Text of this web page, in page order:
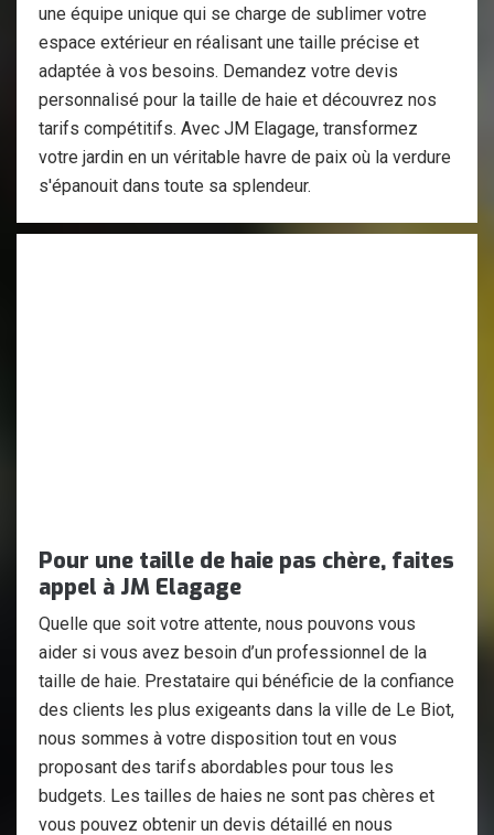
une équipe unique qui se charge de sublimer votre
espace extérieur en réalisant une taille précise et
adaptée à vos besoins. Demandez votre devis
personnalisé pour la taille de haie et découvrez nos
tarifs compétitifs. Avec JM Elagage, transformez
votre jardin en un véritable havre de paix où la verdure
s'épanouit dans toute sa splendeur.
Pour une taille de haie pas chère, faites
appel à JM Elagage
Quelle que soit votre attente, nous pouvons vous
aider si vous avez besoin d’un professionnel de la
taille de haie. Prestataire qui bénéficie de la confiance
des clients les plus exigeants dans la ville de Le Biot,
nous sommes à votre disposition tout en vous
proposant des tarifs abordables pour tous les
budgets. Les tailles de haies ne sont pas chères et
vous pouvez obtenir un devis détaillé en nous